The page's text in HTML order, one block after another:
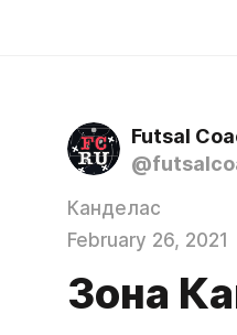
Futsal
Канделас
February 26, 2021
Зона